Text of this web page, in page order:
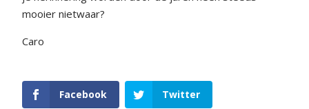
mooier nietwaar?
Caro
Facebook Twitter